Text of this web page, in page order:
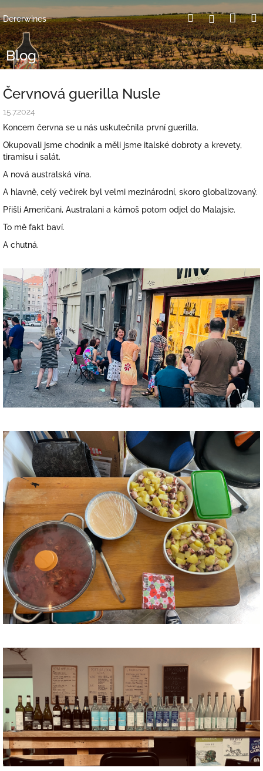
na
obsah
Dererwines HledatPřihlášení
Blog
Červnová guerilla Nusle
15.7.2024
Koncem června se u nás uskutečnila první guerilla.
Okupovali jsme chodník a měli jsme italské dobroty a krevety,
tiramisu i salát.
A nová australská vína.
A hlavně, celý večírek byl velmi mezinárodní, skoro globalizovaný.
Přišli Američani, Australani a kámoš potom odjel do Malajsie.
To mě fakt baví.
A chutná.